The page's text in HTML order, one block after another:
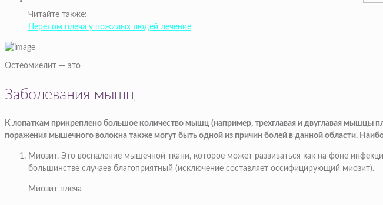
Читайте также:
Перелом плеча у пожилых людей лечение
Остеомиелит — это
Заболевания мышц
К лопаткам прикреплено большое количество мышц (например, трехглавая и двуглавая мышцы
поражения мышечного волокна также могут быть одной из причин болей в данной области.
Миозит. Это воспаление мышечной ткани, которое может развиваться как на фоне
большинстве случаев благоприятный (исключение составляет оссифицирующий миозит).
Миозит плеча